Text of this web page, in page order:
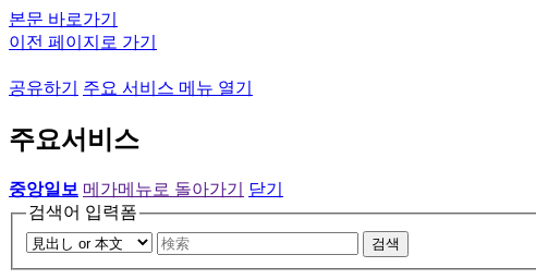
본문 바로가기
이전 페이지로 가기
공유하기 주요 서비스 메뉴 열기
주요서비스
중앙일보 메가메뉴로 돌아가기
닫기
검색어 입력폼
검색